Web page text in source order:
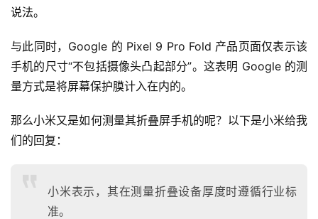
说法。
与此同时，Google 的 Pixel 9 Pro Fold 产品页面仅表示该
手机的尺寸“不包括摄像头凸起部分”。这表明 Google 的测
量方式是将屏幕保护膜计入在内的。
那么小米又是如何测量其折叠屏手机的呢？以下是小米给我
们的回复：
小米表示，其在测量折叠设备厚度时遵循行业标
准。